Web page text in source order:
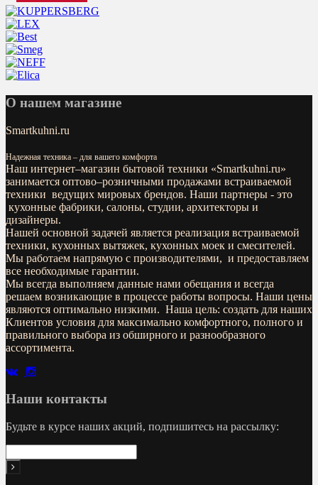
О нашем магазине
Smartkuhni.ru
Надежная техника – для вашего комфорта
Наш интернет–магазин бытовой техники «Smartkuhni.ru»
занимается оптово–розничными продажами встраиваемой
техники ведущих мировых брендов. Наши партнеры - это
кухонные фабрики, салоны, студии, архитекторы и
дизайнеры.
Нашей основной задачей является реализация встраиваемой
техники, кухонных вытяжек, кухонных моек и смесителей.
Мы работаем напрямую с производителями, и предоставляем
все необходимые гарантии.
Мы всегда выполняем данные нами обещания и всегда
решаем возникающие в процессе работы вопросы. Наши цены
являются оптимально низкими. Наша цель: создать для наших
Клиентов условия для максимально комфортного, полного и
правильного выбора из обширного и разнообразного
ассортимента.
Наши контакты
Будьте в курсе наших акций, подпишитесь на рассылку: